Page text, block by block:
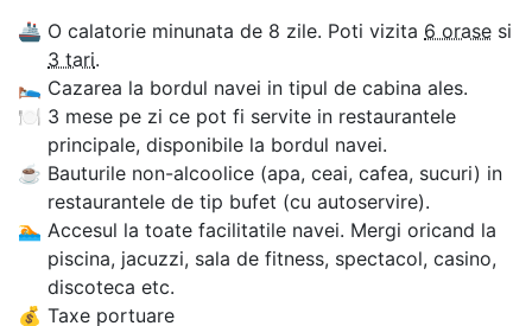
🚢 O calatorie minunata de 8 zile. Poti vizita 6 orase si
3 tari.
🛌 Cazarea la bordul navei in tipul de cabina ales.
🍽 3 mese pe zi ce pot fi servite in restaurantele
principale, disponibile la bordul navei.
☕ Bauturile non-alcoolice (apa, ceai, cafea, sucuri) in
restaurantele de tip bufet (cu autoservire).
🏊‍ Accesul la toate facilitatile navei. Mergi oricand la
piscina, jacuzzi, sala de fitness, spectacol, casino,
discoteca etc.
💰 Taxe portuare